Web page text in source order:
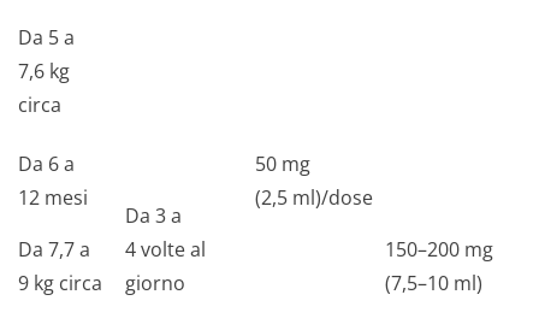
Da 5 a
7,6 kg
circa
Da 6 a
12 mesi
Da 7,7 a
9 kg circa
Da 3 a
4 volte al
giorno
50 mg
(2,5 ml)/dose
150–200 mg
(7,5–10 ml)